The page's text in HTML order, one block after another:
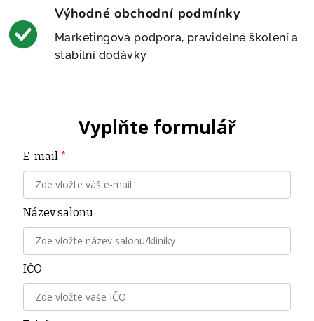
Výhodné obchodní podmínky
Marketingová podpora, pravidelné školení a
stabilní dodávky
Vyplňte formulář
E-mail *
Název salonu
IČO